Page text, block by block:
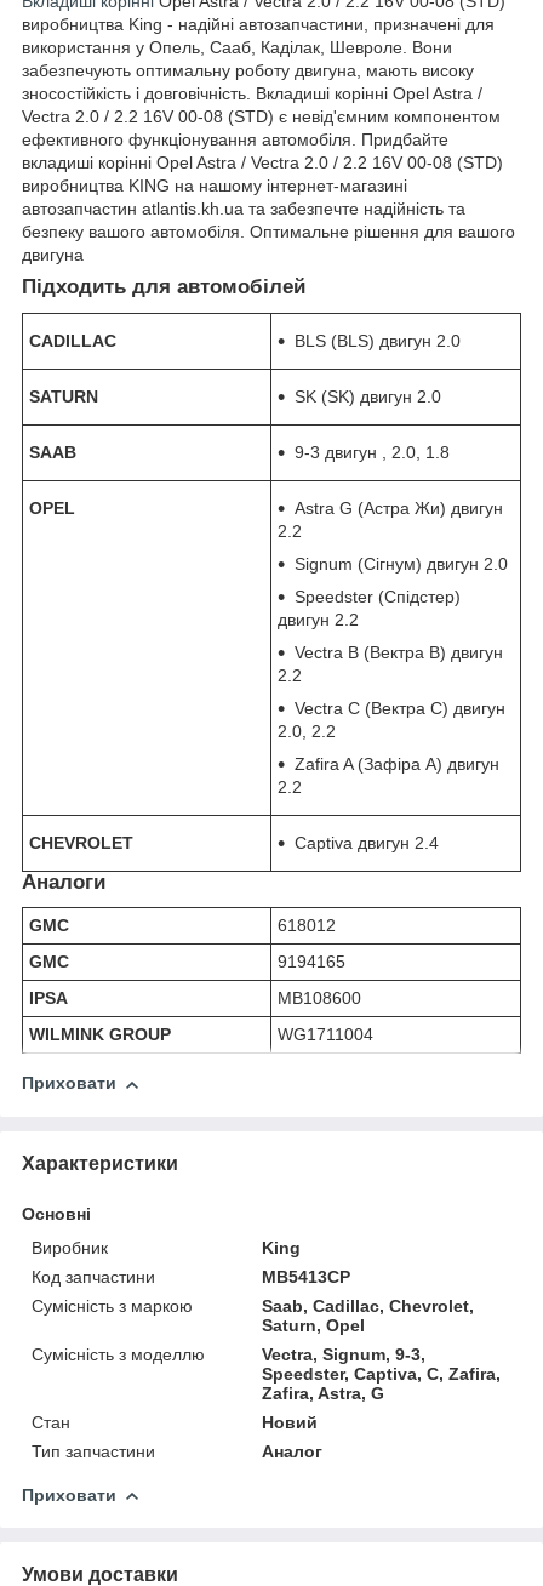
виробництва King - надійні автозапчастини, призначені для
використання у Опель, Сааб, Каділак, Шевроле. Вони
забезпечують оптимальну роботу двигуна, мають високу
зносостійкість і довговічність. Вкладиші корінні Opel Astra /
Vectra 2.0 / 2.2 16V 00-08 (STD) є невід'ємним компонентом
ефективного функціонування автомобіля. Придбайте
вкладиші корінні Opel Astra / Vectra 2.0 / 2.2 16V 00-08 (STD)
виробництва KING на нашому інтернет-магазині
автозапчастин atlantis.kh.ua та забезпечте надійність та
безпеку вашого автомобіля. Оптимальне рішення для вашого
двигуна
Підходить для автомобілей
CADILLAC BLS (BLS) двигун 2.0
SATURN SK (SK) двигун 2.0
SAAB 9-3 двигун , 2.0, 1.8
OPEL
Astra G (Астра Жи) двигун
2.2
Signum (Сігнум) двигун 2.0
Speedster (Спідстер)
двигун 2.2
Vectra B (Вектра В) двигун
2.2
Vectra C (Вектра С) двигун
2.0, 2.2
Zafira A (Зафіра А) двигун
2.2
CHEVROLET Captiva двигун 2.4
Аналоги
GMC
618012
GMC
9194165
IPSA
MB108600
WILMINK GROUP
WG1711004
Приховати
Характеристики
Основні
Виробник
King
Код запчастини
MB5413CP
Сумісність з маркою
Saab, Cadillac, Chevrolet,
Saturn, Opel
Сумісність з моделлю
Vectra, Signum, 9-3,
Speedster, Captiva, C, Zafira,
Zafira, Astra, G
Стан
Новий
Тип запчастини
Аналог
Приховати
Умови доставки